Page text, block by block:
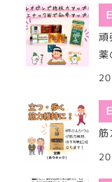
頑
薬
筋